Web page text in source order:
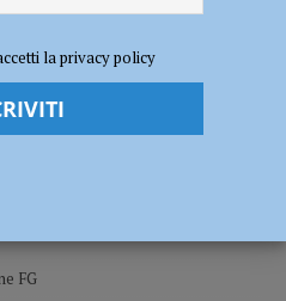
la presentazione del libro con
FG
la privacy policy